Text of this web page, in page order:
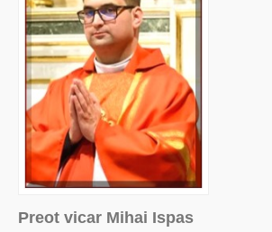
Preot vicar Mihai Ispas